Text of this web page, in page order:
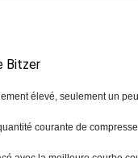
Bitzer
élevé, seulement un
courante de